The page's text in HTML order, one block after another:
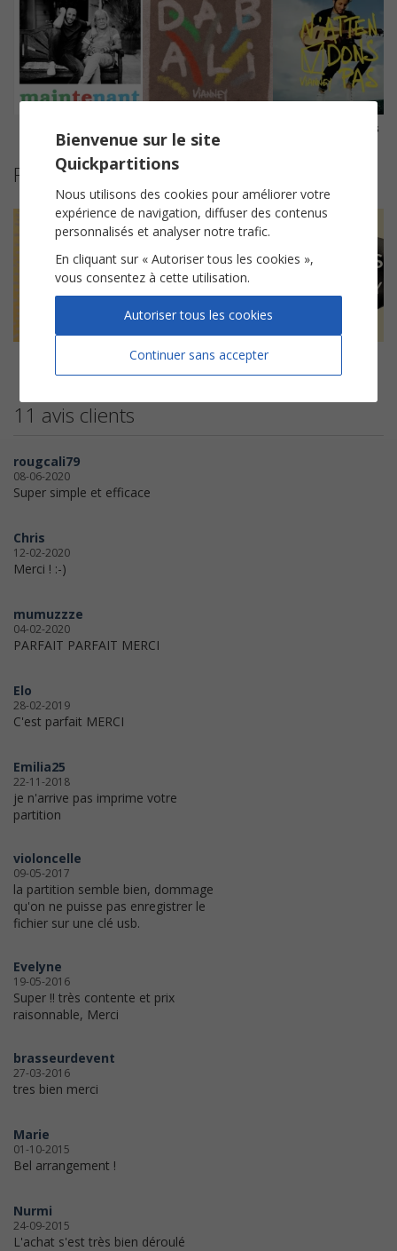
N'attendons pas
Partitions suggérées
Et bam
11 avis clients
rougcali79
08-06-2020
Super simple et efficace
Chris
12-02-2020
Merci ! :-)
mumuzzze
04-02-2020
PARFAIT PARFAIT MERCI
Elo
28-02-2019
C'est parfait MERCI
Emilia25
22-11-2018
je n'arrive pas imprime votre
partition
violoncelle
09-05-2017
la partition semble bien, dommage
qu'on ne puisse pas enregistrer le
fichier sur une clé usb.
Evelyne
19-05-2016
Super !! très contente et prix
raisonnable, Merci
brasseurdevent
27-03-2016
tres bien merci
Marie
01-10-2015
Bel arrangement !
Nurmi
24-09-2015
L'achat s'est très bien déroulé
Bienvenue sur le site
Quickpartitions
Nous utilisons des cookies pour améliorer votre
expérience de navigation, diffuser des contenus
personnalisés et analyser notre trafic.
En cliquant sur « Autoriser tous les cookies »,
vous consentez à cette utilisation.
Continuer sans accepter
Autoriser tous les cookies